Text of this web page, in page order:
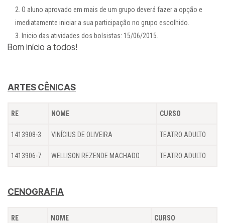
O aluno aprovado em mais de um grupo deverá fazer a opção e
imediatamente iniciar a sua participação no grupo escolhido.
Inicio das atividades dos bolsistas: 15/06/2015.
Bom início a todos!
ARTES CÊNICAS
RE NOME CURSO
1413908-3 VINÍCIUS DE OLIVEIRA TEATRO ADULTO
1413906-7 WELLISON REZENDE MACHADO TEATRO ADULTO
CENOGRAFIA
RE NOME CURSO